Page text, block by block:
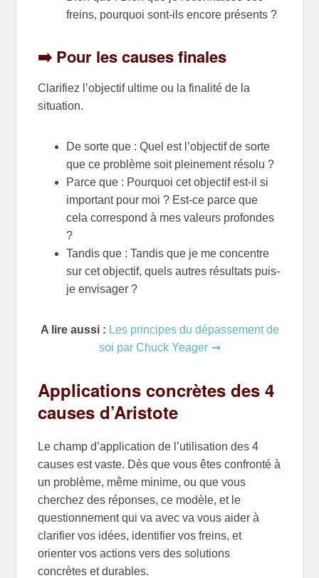
freins, pourquoi sont-ils encore présents ?
➡️ Pour les causes finales
Clarifiez l’objectif ultime ou la finalité de la
situation.
De sorte que : Quel est l’objectif de sorte
que ce problème soit pleinement résolu ?
Parce que : Pourquoi cet objectif est-il si
important pour moi ? Est-ce parce que
cela correspond à mes valeurs profondes
?
Tandis que : Tandis que je me concentre
sur cet objectif, quels autres résultats puis-
je envisager ?
A lire aussi : Les principes du dépassement de
soi par Chuck Yeager
Applications concrètes des 4
causes d’Aristote
Le champ d’application de l’utilisation des 4
causes est vaste. Dès que vous êtes confronté à
un problème, même minime, ou que vous
cherchez des réponses, ce modèle, et le
questionnement qui va avec va vous aider à
clarifier vos idées, identifier vos freins, et
orienter vos actions vers des solutions
concrètes et durables.